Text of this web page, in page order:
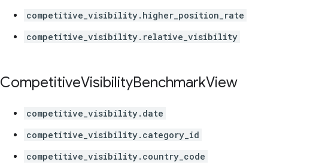
competitive_visibility.higher_position_rate
competitive_visibility.relative_visibility
CompetitiveVisibilityBenchmarkView
competitive_visibility.date
competitive_visibility.category_id
competitive_visibility.country_code